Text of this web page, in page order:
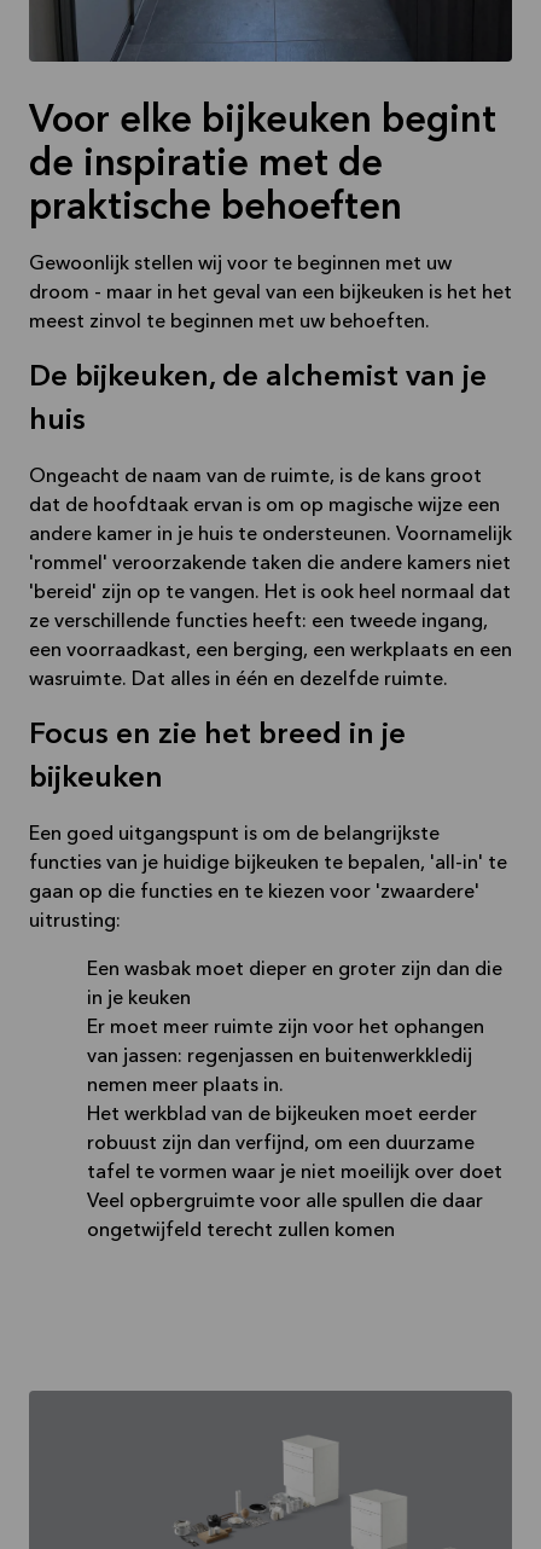
Voor elke bijkeuken begint
de inspiratie met de
praktische behoeften
Gewoonlijk stellen wij voor te beginnen met uw
droom - maar in het geval van een bijkeuken is het het
meest zinvol te beginnen met uw behoeften.
De bijkeuken, de alchemist van je
huis
Ongeacht de naam van de ruimte, is de kans groot
dat de hoofdtaak ervan is om op magische wijze een
andere kamer in je huis te ondersteunen. Voornamelijk
'rommel' veroorzakende taken die andere kamers niet
'bereid' zijn op te vangen. Het is ook heel normaal dat
ze verschillende functies heeft: een tweede ingang,
een voorraadkast, een berging, een werkplaats en een
wasruimte. Dat alles in één en dezelfde ruimte.
Focus en zie het breed in je
bijkeuken
Een goed uitgangspunt is om de belangrijkste
functies van je huidige bijkeuken te bepalen, 'all-in' te
gaan op die functies en te kiezen voor 'zwaardere'
uitrusting:
Een wasbak moet dieper en groter zijn dan die
in je keuken
Er moet meer ruimte zijn voor het ophangen
van jassen: regenjassen en buitenwerkkledij
nemen meer plaats in.
Het werkblad van de bijkeuken moet eerder
robuust zijn dan verfijnd, om een duurzame
tafel te vormen waar je niet moeilijk over doet
Veel opbergruimte voor alle spullen die daar
ongetwijfeld terecht zullen komen